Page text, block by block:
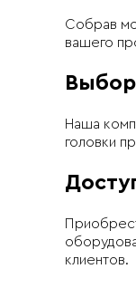
Собрав
вашего
Наша
головки
клиентов.